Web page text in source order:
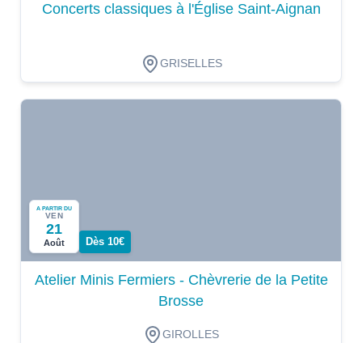
Concerts classiques à l'Église Saint-Aignan
GRISELLES
A PARTIR DU
VEN
21
Août Dès 10€
Atelier Minis Fermiers - Chèvrerie de la Petite
Brosse
GIROLLES